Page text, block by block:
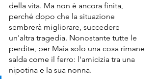
della vita. Ma non è ancora finita,
perché dopo che la situazione
sembrerà migliorare, succedere
un'altra tragedia. Nonostante tutte le
perdite, per Maia solo una cosa rimane
salda come il ferro: l'amicizia tra una
nipotina e la sua nonna.